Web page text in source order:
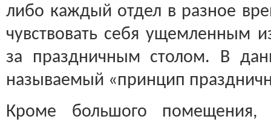
либо каждый отдел в разное
чувствовать себя ущемленным
за праздничным столом. В
называемый «принцип
Кроме большого помещения,